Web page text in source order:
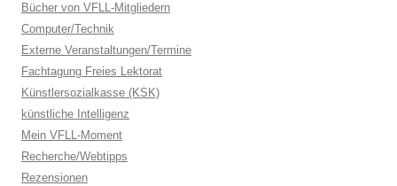
Bücher von VFLL-Mitgliedern
Computer/Technik
Externe Veranstaltungen/Termine
Fachtagung Freies Lektorat
Künstlersozialkasse (KSK)
künstliche Intelligenz
Mein VFLL-Moment
Recherche/Webtipps
Rezensionen